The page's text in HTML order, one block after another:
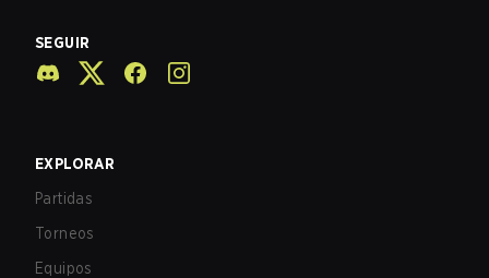
SEGUIR
EXPLORAR
Partidas
Torneos
Equipos